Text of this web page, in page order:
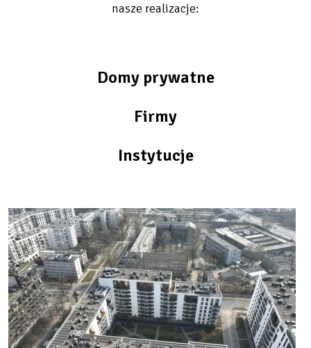
nasze realizacje:
Domy prywatne
Firmy
Instytucje